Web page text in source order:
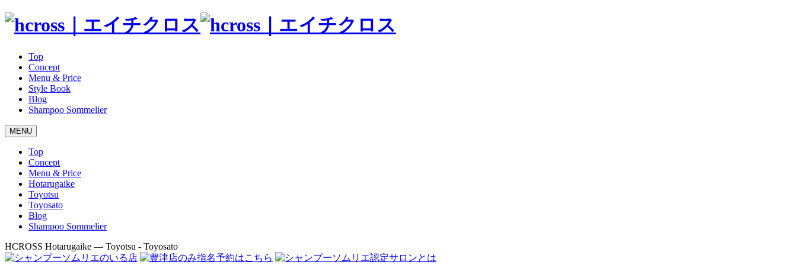
Top
Concept
Menu & Price
Style Book
Blog
Shampoo Sommelier
MENU
Top
Concept
Menu & Price
Hotarugaike
Toyotsu
Toyosato
Blog
Shampoo Sommelier
HCROSS Hotarugaike — Toyotsu - Toyosato